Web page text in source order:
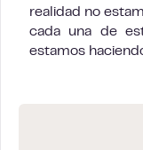
realidad no
cada una de
estamos